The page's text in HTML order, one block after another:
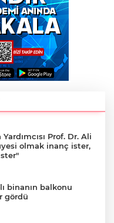
Prof. Dr. Ali
olmak inanç ister,
binanın balkonu
gördü